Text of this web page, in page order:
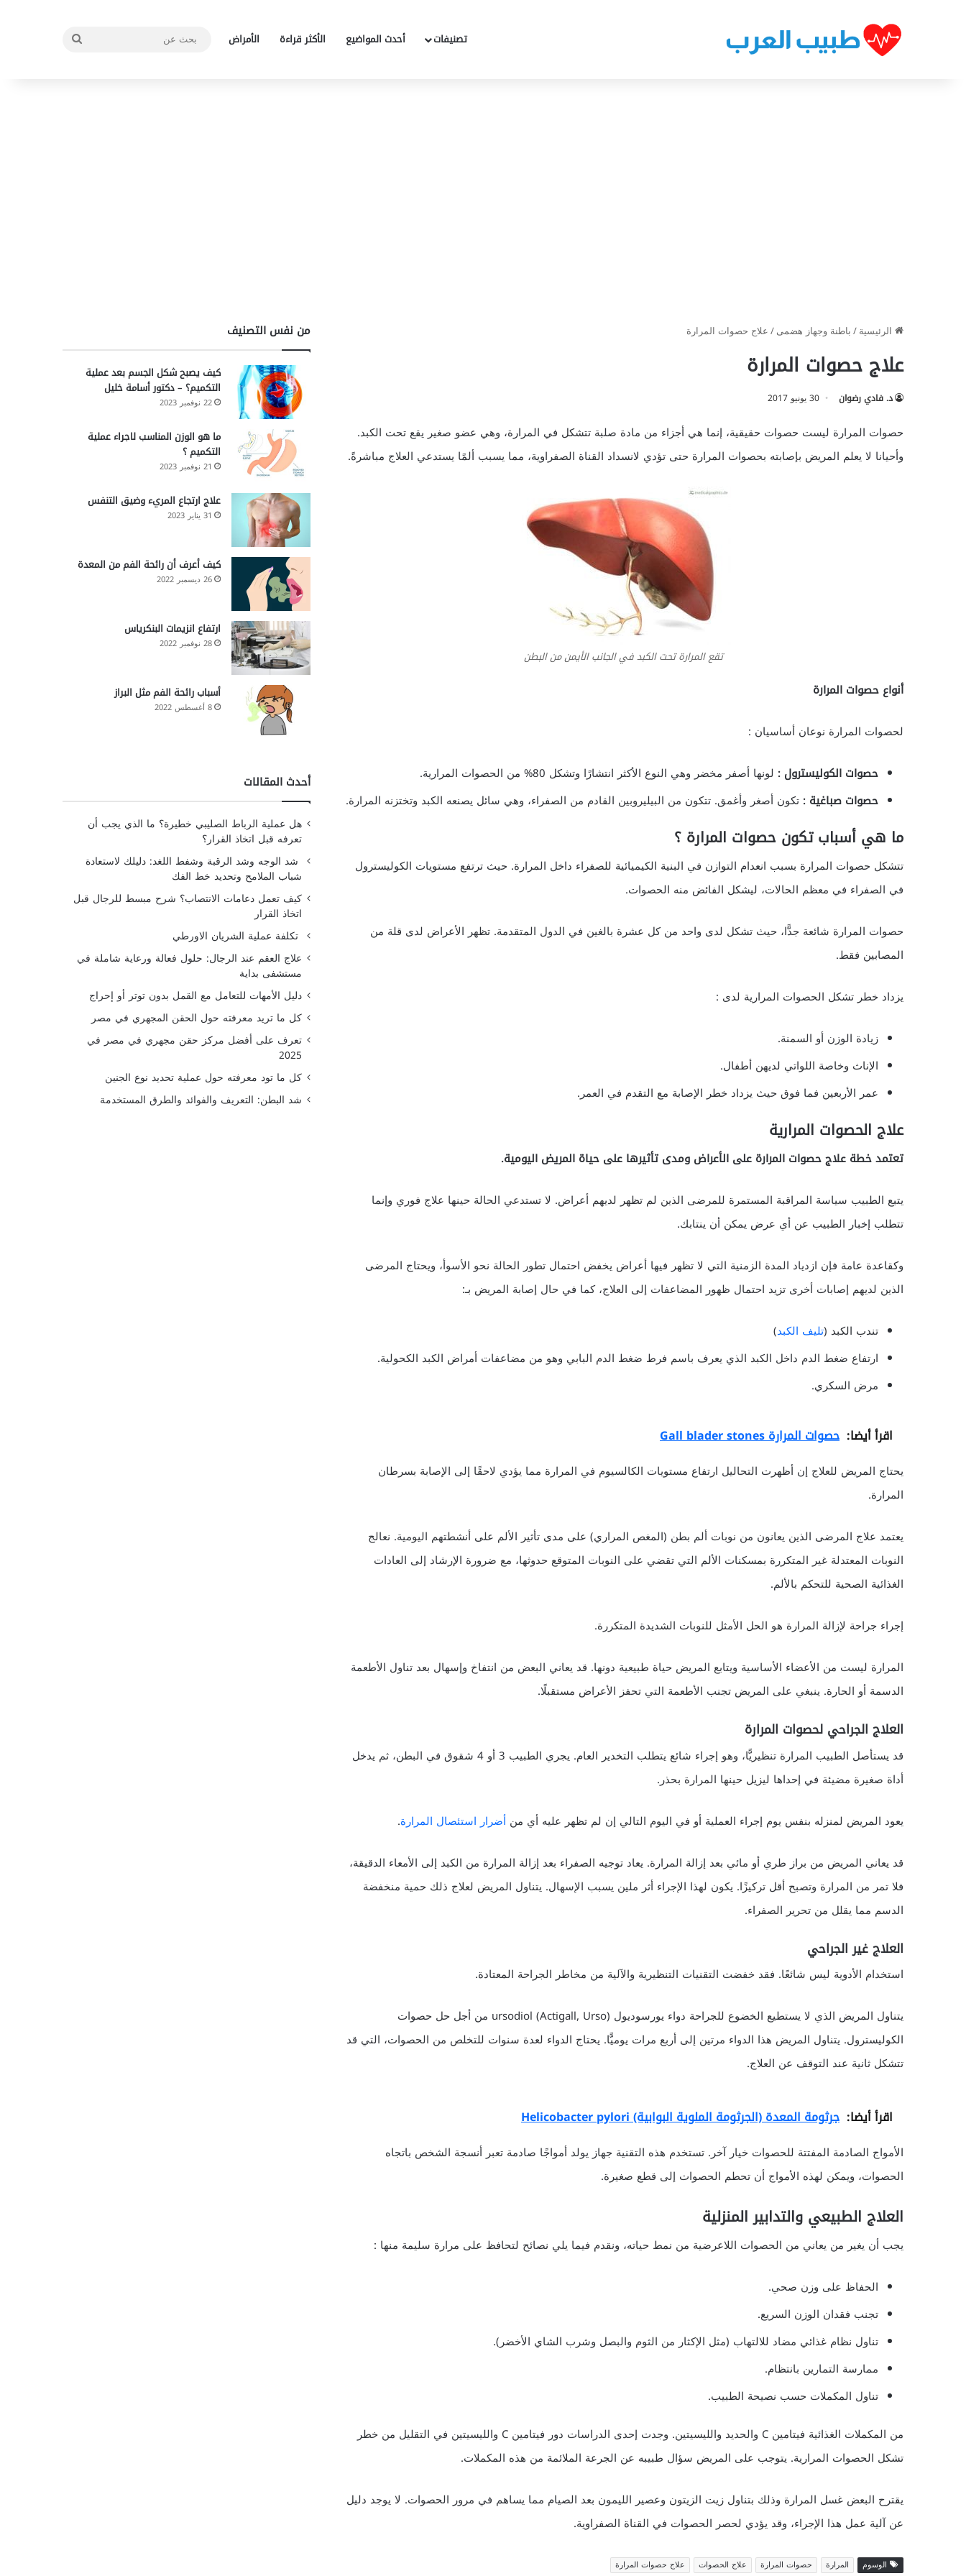
تصنيفات أحدث المواضيع الأكثر قراءة الأمراض
الرئيسية/باطنة وجهاز هضمى/علاج حصوات المرارة
علاج حصوات المرارة
د. فادي رضوان 30 يونيو 2017
حصوات المرارة ليست حصوات حقيقية، إنما هي أجزاء من مادة صلبة تتشكل في المرارة، وهي عضو صغير يقع تحت الكبد.
وأحيانا لا يعلم المريض بإصابته بحصوات المرارة حتى تؤدي لانسداد القناة الصفراوية، مما يسبب ألمًا يستدعي العلاج مباشرةً.
تقع المرارة تحت الكبد في الجانب الأيمن من البطن
أنواع حصوات المرارة
لحصوات المرارة نوعان أساسيان :
حصوات الكوليسترول : لونها أصفر مخضر وهي النوع الأكثر انتشارًا وتشكل 80% من الحصوات المرارية.
حصوات صباغية : تكون أصغر وأغمق. تتكون من البيليروبين القادم من الصفراء، وهي سائل يصنعه الكبد وتختزنه المرارة.
ما هي أسباب تكون حصوات المرارة ؟
تتشكل حصوات المرارة بسبب انعدام التوازن في البنية الكيميائية للصفراء داخل المرارة. حيث ترتفع مستويات الكوليسترول
في الصفراء في معظم الحالات، ليشكل الفائض منه الحصوات.
حصوات المرارة شائعة جدًّا، حيث تشكل لدى واحد من كل عشرة بالغين في الدول المتقدمة. تظهر الأعراض لدى قلة من
المصابين فقط.
يزداد خطر تشكل الحصوات المرارية لدى :
زيادة الوزن أو السمنة.
الإناث وخاصة اللواتي لديهن أطفال.
عمر الأربعين فما فوق حيث يزداد خطر الإصابة مع التقدم في العمر.
علاج الحصوات المرارية
تعتمد خطة علاج حصوات المرارة على الأعراض ومدى تأثيرها على حياة المريض اليومية.
يتبع الطبيب سياسة المراقبة المستمرة للمرضى الذين لم تظهر لديهم أعراض. لا تستدعي الحالة حينها علاج فوري وإنما
تتطلب إخبار الطبيب عن أي عرض يمكن أن ينتابك.
وكقاعدة عامة فإن ازدياد المدة الزمنية التي لا تظهر فيها أعراض يخفض احتمال تطور الحالة نحو الأسوأ، ويحتاج المرضى
الذين لديهم إصابات أخرى تزيد احتمال ظهور المضاعفات إلى العلاج، كما في حال إصابة المريض بـ:
تندب الكبد (تليف الكبد)
ارتفاع ضغط الدم داخل الكبد الذي يعرف باسم فرط ضغط الدم البابي وهو من مضاعفات أمراض الكبد الكحولية.
مرض السكري.
اقرأ أيضا: حصوات المرارة Gall blader stones
يحتاج المريض للعلاج إن أظهرت التحاليل ارتفاع مستويات الكالسيوم في المرارة مما يؤدي لاحقًا إلى الإصابة بسرطان
المرارة.
يعتمد علاج المرضى الذين يعانون من نوبات ألم بطن (المغص المراري) على مدى تأثير الألم على أنشطتهم اليومية. نعالج
النوبات المعتدلة غير المتكررة بمسكنات الألم التي تقضي على النوبات المتوقع حدوثها، مع ضرورة الإرشاد إلى العادات
الغذائية الصحية للتحكم بالألم.
إجراء جراحة لإزالة المرارة هو الحل الأمثل للنوبات الشديدة المتكررة.
المرارة ليست من الأعضاء الأساسية ويتابع المريض حياة طبيعية دونها. قد يعاني البعض من انتفاخ وإسهال بعد تناول الأطعمة
الدسمة أو الحارة. ينبغي على المريض تجنب الأطعمة التي تحفز الأعراض مستقبلًا.
العلاج الجراحي لحصوات المرارة
قد يستأصل الطبيب المرارة تنظيريًّا، وهو إجراء شائع يتطلب التخدير العام. يجري الطبيب 3 أو 4 شقوق في البطن، ثم يدخل
أداة صغيرة مضيئة في إحداها ليزيل حينها المرارة بحذر.
يعود المريض لمنزله بنفس يوم إجراء العملية أو في اليوم التالي إن لم تظهر عليه أي من أضرار استئصال المرارة.
قد يعاني المريض من براز طري أو مائي بعد إزالة المرارة. يعاد توجيه الصفراء بعد إزالة المرارة من الكبد إلى الأمعاء الدقيقة،
فلا تمر من المرارة وتصبح أقل تركيزًا. يكون لهذا الإجراء أثر ملين يسبب الإسهال. يتناول المريض لعلاج ذلك حمية منخفضة
الدسم مما يقلل من تحرير الصفراء.
العلاج غير الجراحي
استخدام الأدوية ليس شائعًا. فقد خفضت التقنيات التنظيرية والآلية من مخاطر الجراحة المعتادة.
يتناول المريض الذي لا يستطيع الخضوع للجراحة دواء يورسوديول ursodiol (Actigall, Urso) من أجل حل حصوات
الكوليسترول. يتناول المريض هذا الدواء مرتين إلى أربع مرات يوميًّا. يحتاج الدواء لعدة سنوات للتخلص من الحصوات، التي قد
تتشكل ثانية عند التوقف عن العلاج.
اقرأ أيضا: جرثومة المعدة (الجرثومة الملوية البوابية) Helicobacter pylori
الأمواج الصادمة المفتتة للحصوات خيار آخر. تستخدم هذه التقنية جهاز يولد أمواجًا صادمة تعبر أنسجة الشخص باتجاه
الحصوات، ويمكن لهذه الأمواج أن تحطم الحصوات إلى قطع صغيرة.
العلاج الطبيعي والتدابير المنزلية
يجب أن يغير من يعاني من الحصوات اللاعرضية من نمط حياته، ونقدم فيما يلي نصائح لتحافظ على مرارة سليمة منها :
الحفاظ على وزن صحي.
تجنب فقدان الوزن السريع.
تناول نظام غذائي مضاد للالتهاب (مثل الإكثار من الثوم والبصل وشرب الشاي الأخضر).
ممارسة التمارين بانتظام.
تناول المكملات حسب نصيحة الطبيب.
من المكملات الغذائية فيتامين C والحديد والليسيتين. وجدت إحدى الدراسات دور فيتامين C والليسيتين في التقليل من خطر
تشكل الحصوات المرارية. يتوجب على المريض سؤال طبيبه عن الجرعة الملائمة من هذه المكملات.
يقترح البعض غسل المرارة وذلك بتناول زيت الزيتون وعصير الليمون بعد الصيام مما يساهم في مرور الحصوات. لا يوجد دليل
عن آلية عمل هذا الإجراء، وقد يؤدي لحصر الحصوات في القناة الصفراوية.
الوسوم المرارة حصوات المرارة علاج الحصوات علاج حصوات المرارة
من نفس التصنيف
كيف يصبح شكل الجسم بعد عملية
التكميم؟ – دكتور أسامة خليل
22 نوفمبر 2023
ما هو الوزن المناسب لاجراء عملية
التكميم ؟
21 نوفمبر 2023
علاج ارتجاع المريء وضيق التنفس
31 يناير 2023
كيف أعرف أن رائحة الفم من المعدة
26 ديسمبر 2022
ارتفاع انزيمات البنكرياس
28 نوفمبر 2022
أسباب رائحة الفم مثل البراز
8 أغسطس 2022
أحدث المقالات
هل عملية الرباط الصليبي خطيرة؟ ما الذي يجب أن
تعرفه قبل اتخاذ القرار؟
شد الوجه وشد الرقبة وشفط اللغد: دليلك لاستعادة
شباب الملامح وتحديد خط الفك
كيف تعمل دعامات الانتصاب؟ شرح مبسط للرجال قبل
اتخاذ القرار
تكلفة عملية الشريان الاورطي
علاج العقم عند الرجال: حلول فعالة ورعاية شاملة في
مستشفى بداية
دليل الأمهات للتعامل مع القمل بدون توتر أو إحراج
كل ما تريد معرفته حول الحقن المجهري في مصر
تعرف على أفضل مركز حقن مجهري في مصر في
2025
كل ما تود معرفته حول عملية تحديد نوع الجنين
شد البطن: التعريف والفوائد والطرق المستخدمة